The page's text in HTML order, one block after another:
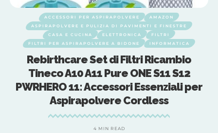
ACCESSORI PER ASPIRAPOLVERE
AMAZON
ASPIRAPOLVERE E PULIZIA DI PAVIMENTI E FINESTRE
CASA E CUCINA
ELETTRONICA
FILTRI
FILTRI PER ASPIRAPOLVERE A BIDONE
INFORMATICA
Rebirthcare Set di Filtri Ricambio
Tineco A10 A11 Pure ONE S11 S12
PWRHERO 11: Accessori Essenziali per
Aspirapolvere Cordless
4 MIN READ